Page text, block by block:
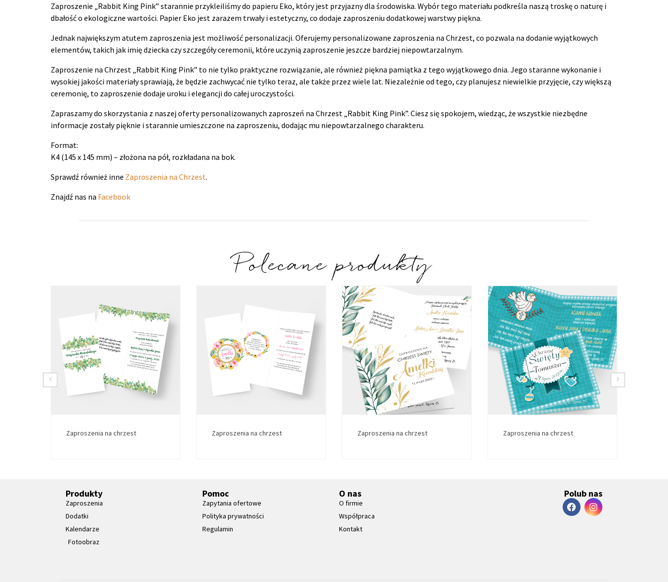
Zaproszenie „Rabbit King Pink” starannie przykleiliśmy do papieru Eko, który jest przyjazny dla środowiska. Wybór tego materiału podkreśla naszą troskę o naturę i
dbałość o ekologiczne wartości. Papier Eko jest zarazem trwały i estetyczny, co dodaje zaproszeniu dodatkowej warstwy piękna.
Jednak największym atutem zaproszenia jest możliwość personalizacji. Oferujemy personalizowane zaproszenia na Chrzest, co pozwala na dodanie wyjątkowych
elementów, takich jak imię dziecka czy szczegóły ceremonii, które uczynią zaproszenie jeszcze bardziej niepowtarzalnym.
Zaproszenie na Chrzest „Rabbit King Pink” to nie tylko praktyczne rozwiązanie, ale również piękna pamiątka z tego wyjątkowego dnia. Jego staranne wykonanie i
wysokiej jakości materiały sprawiają, że będzie zachwycać nie tylko teraz, ale także przez wiele lat. Niezależnie od tego, czy planujesz niewielkie przyjęcie, czy większą
ceremonię, to zaproszenie dodaje uroku i elegancji do całej uroczystości.
Zapraszamy do skorzystania z naszej oferty personalizowanych zaproszeń na Chrzest „Rabbit King Pink”. Ciesz się spokojem, wiedząc, że wszystkie niezbędne
informacje zostały pięknie i starannie umieszczone na zaproszeniu, dodając mu niepowtarzalnego charakteru.
Format:
K4 (145 x 145 mm) – złożona na pół, rozkładana na bok.
Sprawdź również inne Zaproszenia na Chrzest.
Znajdź nas na Facebook
Polecane produkty
Zaproszenia na chrzest Zaproszenia na chrzest Zaproszenia na chrzest Zaproszenia na chrzest
Produkty
Zaproszenia
Dodatki
Kalendarze
Fotoobraz
Pomoc
Zapytania ofertowe
Polityka prywatności
Regulamin
O nas
O firmie
Współpraca
Kontakt
Polub nas